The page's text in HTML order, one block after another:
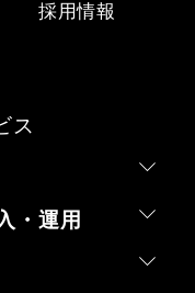
採用情報
ス
・運用